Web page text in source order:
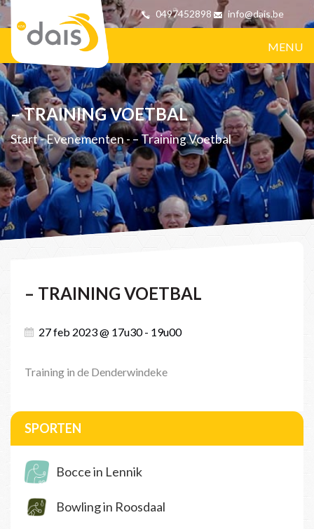
0497452898 info@dais.be
MENU
– TRAINING VOETBAL
Start-Evenementen-– Training Voetbal
– TRAINING VOETBAL
27 feb 2023 @ 17u30 - 19u00
Training in de Denderwindeke
SPORTEN
Bocce in Lennik
Bowling in Roosdaal